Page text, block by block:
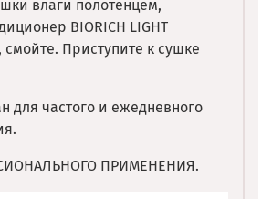
влаги полотенцем,
BIORICH LIGHT
смойте. Приступите к сушке
для частого и ежедневного
ПРИМЕНЕНИЯ.